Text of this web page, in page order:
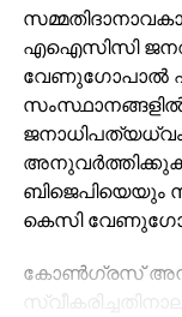
എഐസിസി
വേണുഗോപാല്‍
സംസ്ഥാനങ്ങളില്‍
ബിജെപിയെയും
കെസി
കോണ്‍ഗ്രസ്